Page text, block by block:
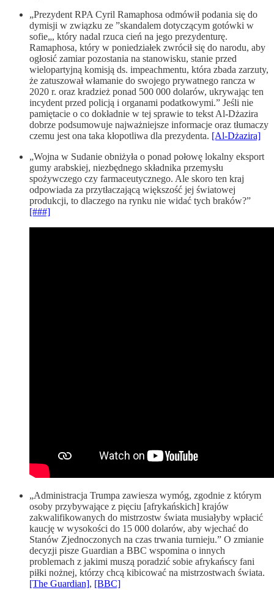
„Prezydent RPA Cyril Ramaphosa odmówił podania się do
dymisji w związku ze ”skandalem dotyczącym gotówki w
sofie„, który nadal rzuca cień na jego prezydenturę.
Ramaphosa, który w poniedziałek zwrócił się do narodu, aby
ogłosić zamiar pozostania na stanowisku, stanie przed
wielopartyjną komisją ds. impeachmentu, która zbada zarzuty,
że zatuszował włamanie do swojego prywatnego rancza w
2020 r. oraz kradzież ponad 500 000 dolarów, ukrywając ten
incydent przed policją i organami podatkowymi.” Jeśli nie
pamiętacie o co dokładnie w tej sprawie to tekst Al-Dżazira
dobrze podsumowuje najważniejsze informacje oraz tłumaczy
czemu jest ona taka kłopotliwa dla prezydenta. [Al-Dżazira]
„Wojna w Sudanie obniżyła o ponad połowę lokalny eksport
gumy arabskiej, niezbędnego składnika przemysłu
spożywczego czy farmaceutycznego. Ale skoro ten kraj
odpowiada za przytłaczającą większość jej światowej
produkcji, to dlaczego na rynku nie widać tych braków?”
[###]
„Administracja Trumpa zawiesza wymóg, zgodnie z którym
osoby przybywające z pięciu [afrykańskich] krajów
zakwalifikowanych do mistrzostw świata musiałyby wpłacić
kaucję w wysokości do 15 000 dolarów, aby wjechać do
Stanów Zjednoczonych na czas trwania turnieju.” O zmianie
decyzji pisze Guardian a BBC wspomina o innych
problemach z jakimi muszą poradzić sobie afrykańscy fani
piłki nożnej, którzy chcą kibicować na mistrzostwach świata.
[The Guardian], [BBC]